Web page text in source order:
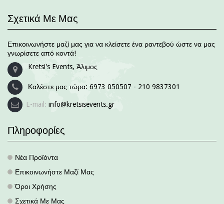
Σχετικά Με Μας
Επικοινωνήστε μαζί μας για να κλείσετε ένα ραντεβού ώστε να μας
γνωρίσετε από κοντά!
Kretsi's Events, Άλιμος
Καλέστε μας τώρα: 6973 050507 - 210 9837301
E-mail: info@kretsisevents.gr
Πληροφορίες
. Νέα Προϊόντα
. Επικοινωνήστε Μαζί Μας
. Όροι Χρήσης
Σχετικά Με Μας